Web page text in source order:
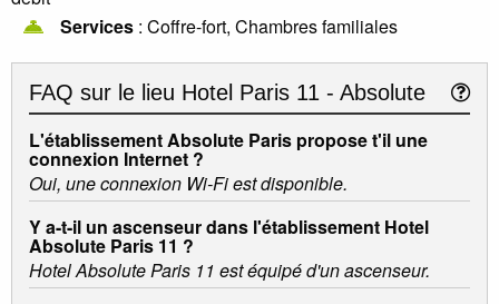
Services : Coffre-fort, Chambres familiales
FAQ sur le lieu Hotel Paris 11 - Absolute
L'établissement Absolute Paris propose t'il une
connexion Internet ?
Oui, une connexion Wi-Fi est disponible.
Y a-t-il un ascenseur dans l'établissement Hotel
Absolute Paris 11 ?
Hotel Absolute Paris 11 est équipé d'un ascenseur.